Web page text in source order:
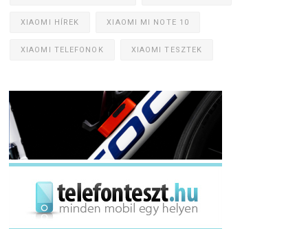
XIAOMI HÍREK XIAOMI MI NOTE 10
XIAOMI TELEFONOK XIAOMI TESZTEK